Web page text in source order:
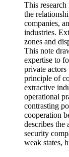
This
the
companies,
industries.
zones and
This note
expertise to
private
principle of
extractive
operational
contrasting
cooperation
describes the
security
weak states,